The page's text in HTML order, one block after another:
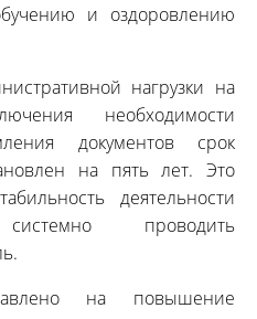
и оздоровлению
нагрузки на
необходимости
документов срок
на пять лет. Это
деятельности
проводить
на повышение